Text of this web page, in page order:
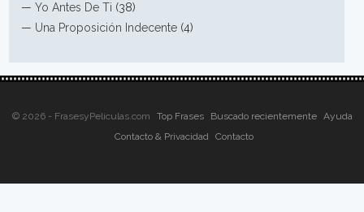
—Yo Antes De Ti (38)
— Una Proposición Indecente (4)
© 2026 - FrasesyPeliculas.com Top Frases Buscado recientemente
Ayuda
Contacto & Privacidad
Contacto